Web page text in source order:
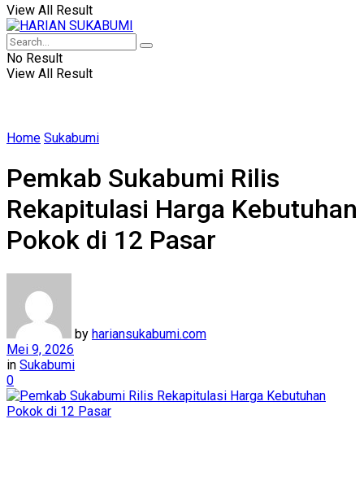
View All Result
No Result
View All Result
Home Sukabumi
Pemkab Sukabumi Rilis
Rekapitulasi Harga Kebutuhan
Pokok di 12 Pasar
by hariansukabumi.com
Mei 9, 2026
in Sukabumi
0